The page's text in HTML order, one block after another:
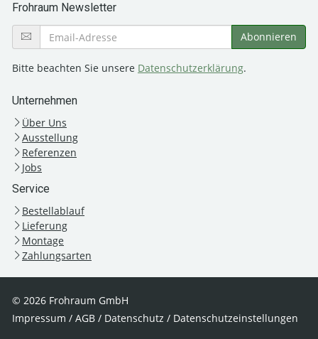
Frohraum Newsletter
Bitte beachten Sie unsere Datenschutzerklärung.
Unternehmen
Über Uns
Ausstellung
Referenzen
Jobs
Service
Bestellablauf
Lieferung
Montage
Zahlungsarten
© 2026 Frohraum GmbH
Impressum / AGB / Datenschutz / Datenschutzeinstellungen